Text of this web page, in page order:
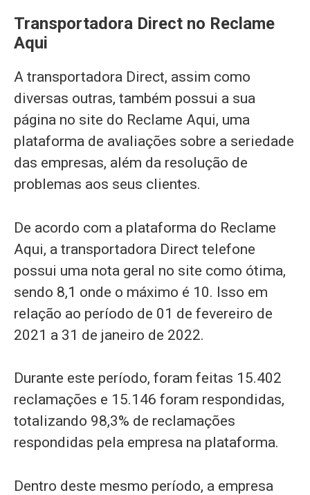
Transportadora Direct no Reclame
Aqui
A transportadora Direct, assim como
diversas outras, também possui a sua
página no site do Reclame Aqui, uma
plataforma de avaliações sobre a seriedade
das empresas, além da resolução de
problemas aos seus clientes.
De acordo com a plataforma do Reclame
Aqui, a transportadora Direct telefone
possui uma nota geral no site como ótima,
sendo 8,1 onde o máximo é 10. Isso em
relação ao período de 01 de fevereiro de
2021 a 31 de janeiro de 2022.
Durante este período, foram feitas 15.402
reclamações e 15.146 foram respondidas,
totalizando 98,3% de reclamações
respondidas pela empresa na plataforma.
Dentro deste mesmo período, a empresa